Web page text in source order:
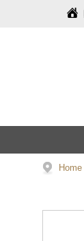
Home